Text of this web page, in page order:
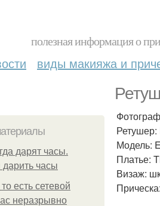
полезная информация о
виды макияжа и
дарят часы.
дарить часы
есть сетевой
неразрывно
Модель:
Платье:
Визаж: